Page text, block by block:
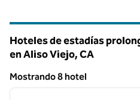
Hoteles de estadías
en Aliso Viejo,CA
Mostrando 8 hotel
Mostrando 8 hotel
1 de 12